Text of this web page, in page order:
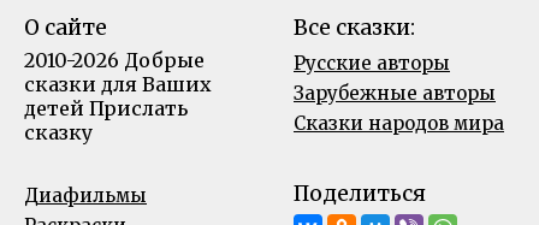
О сайте
2010-2026 Добрые
сказки для Ваших
детей Прислать
сказку
Все сказки:
Русские авторы
Зарубежные авторы
Сказки народов мира
Диафильмы
Поделиться